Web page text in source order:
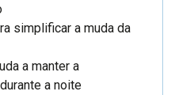
simplificar a muda da
a manter a
a noite